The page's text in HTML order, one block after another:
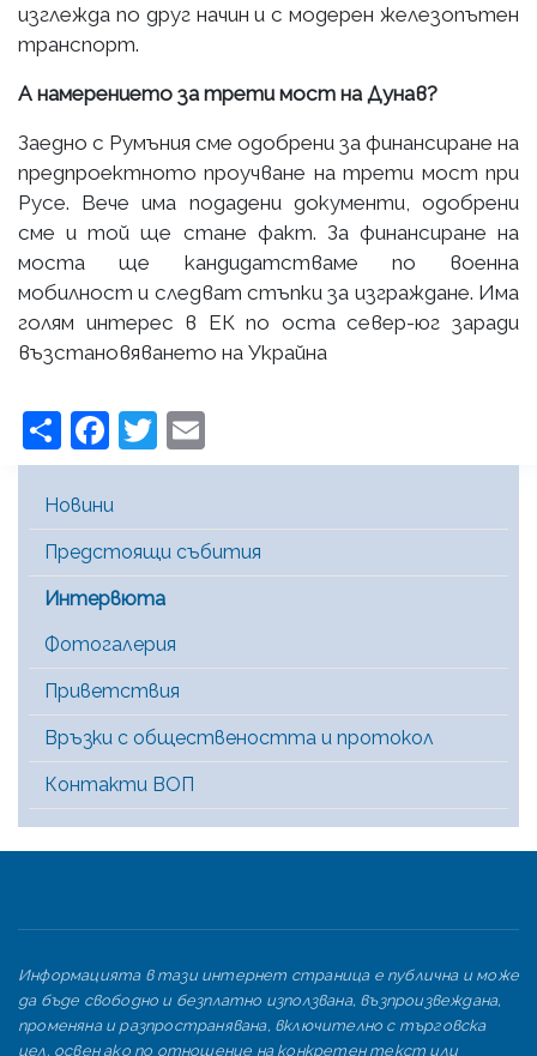
изглежда по друг начин и с модерен железопътен
транспорт.
А намерението за трети мост на Дунав?
Заедно с Румъния сме одобрени за финансиране на
предпроектното проучване на трети мост при
Русе. Вече има подадени документи, одобрени
сме и той ще стане факт. За финансиране на
моста ще кандидатстваме по военна
мобилност и следват стъпки за изграждане. Има
голям интерес в ЕК по оста север-юг заради
възстановяването на Украйна
ShareFacebook
Twitter
Main Menu [BG]
Новини
Предстоящи събития
Интервюта
Фотогалерия
Приветствия
Връзки с обществеността и протокол
Контакти ВОП
Информацията в тази интернет страница е публична и може
да бъде свободно и безплатно използвана, възпроизвеждана,
променяна и разпространявана, включително с търговска
цел, освен ако по отношение на конкретен текст или